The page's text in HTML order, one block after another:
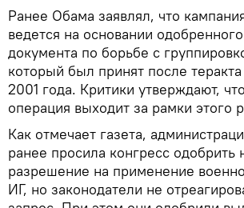
Ранее Обама заявлял, что
ведется на основании
документа по борьбе с
который был принят после теракта
2001 года. Критики утверждают,
операция выходит за рамки этого
Как отмечает газета,
ранее просила конгресс одобрить
разрешение на применение
ИГ, но законодатели не